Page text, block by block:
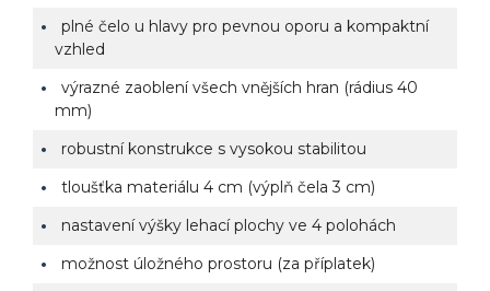
plné čelo u hlavy pro pevnou oporu a kompaktní
vzhled
výrazné zaoblení všech vnějších hran (rádius 40
mm)
robustní konstrukce s vysokou stabilitou
tloušťka materiálu 4 cm (výplň čela 3 cm)
nastavení výšky lehací plochy ve 4 polohách
možnost úložného prostoru (za příplatek)